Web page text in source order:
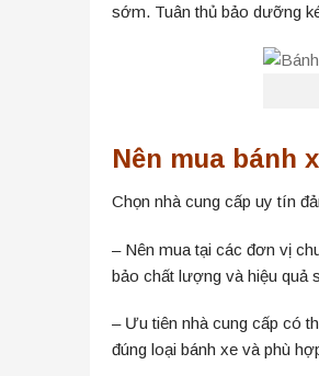
sớm. Tuân thủ bảo dưỡng
Nên mua bánh
Chọn nhà cung cấp uy tín
– Nên mua tại các đơn vị
bảo chất lượng và hiệu quả
– Ưu tiên nhà cung cấp có
đúng loại bánh xe và phù